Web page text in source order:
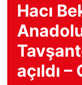
Hacı
açıldı –